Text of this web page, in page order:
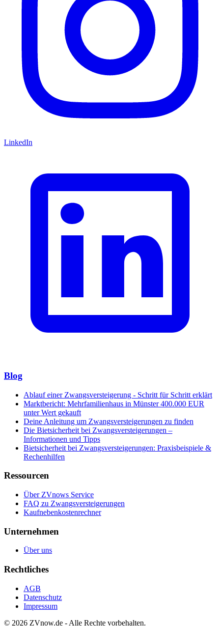
LinkedIn
Blog
Ablauf einer Zwangsversteigerung - Schritt für Schritt erklärt
Marktbericht: Mehrfamilienhaus in Münster 400.000 EUR
unter Wert gekauft
Deine Anleitung um Zwangsversteigerungen zu finden
Die Bietsicherheit bei Zwangsversteigerungen –
Informationen und Tipps
Bietsicherheit bei Zwangsversteigerungen: Praxisbeispiele &
Rechenhilfen
Ressourcen
Über ZVnows Service
FAQ zu Zwangsversteigerungen
Kaufnebenkostenrechner
Unternehmen
Über uns
Rechtliches
AGB
Datenschutz
Impressum
© 2026 ZVnow.de - Alle Rechte vorbehalten.